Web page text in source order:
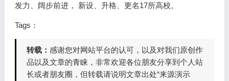
发力、阔步前进， 新设、升格、更名17所高校。
Tags：
转载： 感谢您对网站平台的认可，以及对我们原创作
品以及文章的青睐，非常欢迎各位朋友分享到个人站
长或者朋友圈，但转载请说明文章出处“来源演示